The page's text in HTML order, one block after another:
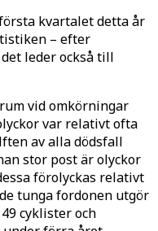
kvartalet detta år
– efter
leder också till
vid omkörningar
var relativt ofta
av alla dödsfall
stor post är olyckor
förolyckas relativt
tunga fordonen utgör
cyklister och